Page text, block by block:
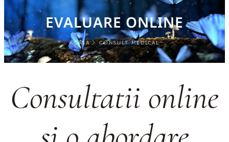
EVALUARE ONLINE
ACASA CONSULT MEDICAL
Consultatii online